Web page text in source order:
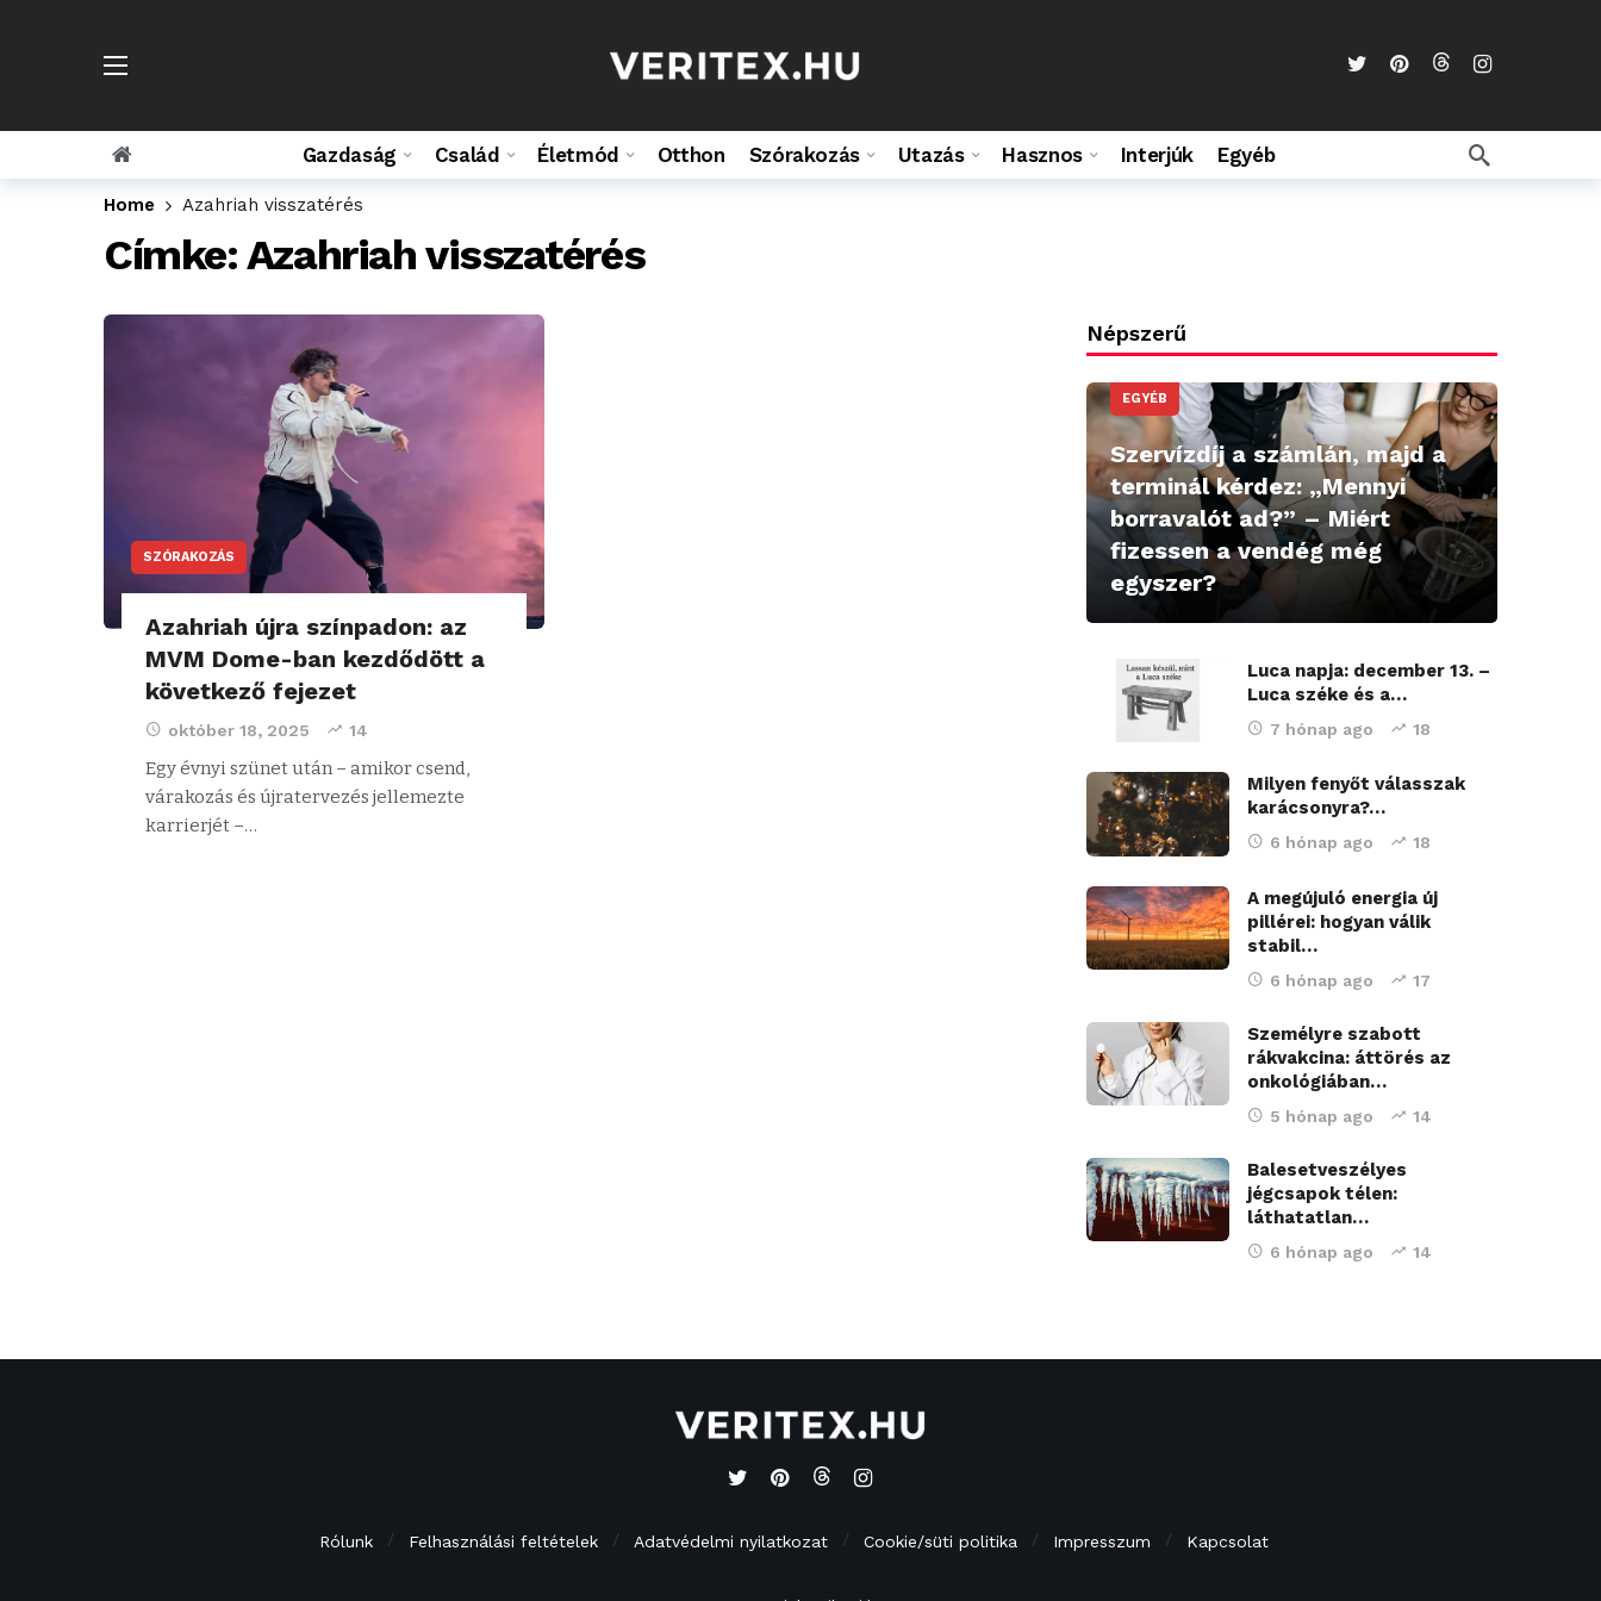
Gazdaság Család Életmód Otthon Szórakozás Utazás Hasznos Interjúk Egyéb
Home Azahriah visszatérés
Címke:Azahriah visszatérés
SZÓRAKOZÁS
Azahriah újra színpadon: az
MVM Dome-ban kezdődött a
következő fejezet
október 18, 2025 14
Egy évnyi szünet után – amikor csend,
várakozás és újratervezés jellemezte
karrierjét –…
Népszerű
EGYÉB
Szervízdíj a számlán, majd a
terminál kérdez: „Mennyi
borravalót ad?” – Miért
fizessen a vendég még
egyszer?
Luca napja: december 13. –
Luca széke és a…
7 hónap ago 18
Milyen fenyőt válasszak
karácsonyra?…
6 hónap ago 18
A megújuló energia új
pillérei: hogyan válik
stabil…
6 hónap ago 17
Személyre szabott
rákvakcina: áttörés az
onkológiában…
5 hónap ago 14
Balesetveszélyes
jégcsapok télen:
láthatatlan…
6 hónap ago 14
Rólunk Felhasználási feltételek Adatvédelmi nyilatkozat Cookie/süti politika Impresszum Kapcsolat